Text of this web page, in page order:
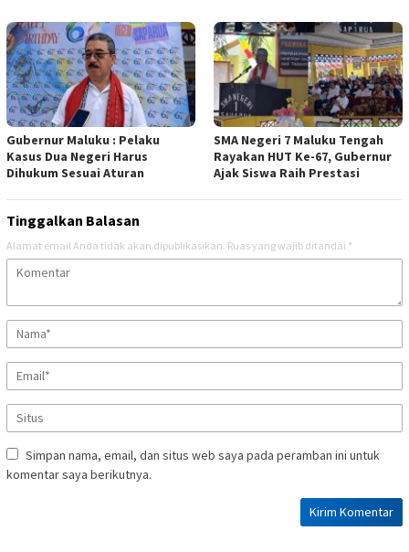
Gubernur Maluku : Pelaku
Kasus Dua Negeri Harus
Dihukum Sesuai Aturan
SMA Negeri 7 Maluku Tengah
Rayakan HUT Ke-67, Gubernur
Ajak Siswa Raih Prestasi
Tinggalkan Balasan
Alamat email Anda tidak akan dipublikasikan. Ruas yang wajib ditandai *
Simpan nama, email, dan situs web saya pada peramban ini untuk
komentar saya berikutnya.